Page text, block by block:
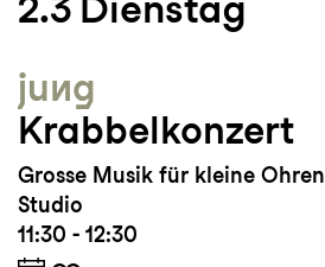
jung
Krabbelkonzert
Grosse Musik für kleine Ohren
Studio
11:30 - 12:30